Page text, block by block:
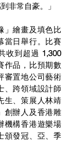
非常自豪。」
」繪畫及填色比
當日舉行。比賽
收到超過
作品，比預期數
審置地公司藝術
、跨領域設計師
生、策展人林靖
創辦人及香港雕
機構香港遊樂場
頒發冠、亞、季